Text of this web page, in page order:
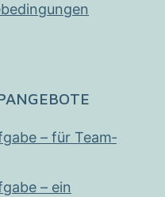
– für Team­­
– ein